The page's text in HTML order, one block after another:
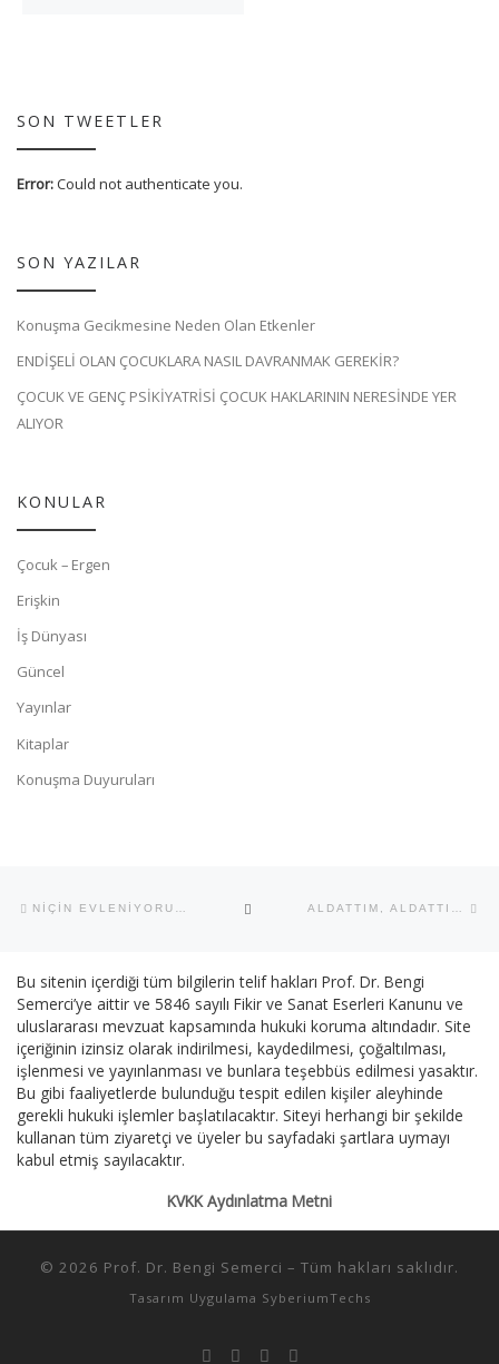
SON TWEETLER
Error:Could not authenticate you.
SON YAZILAR
Konuşma Gecikmesine Neden Olan Etkenler
ENDİŞELİ OLAN ÇOCUKLARA NASIL DAVRANMAK GEREKİR?
ÇOCUK VE GENÇ PSİKİYATRİSİ ÇOCUK HAKLARININ NERESİNDE YER
ALIYOR
KONULAR
Çocuk – Ergen
Erişkin
İş Dünyası
Güncel
Yayınlar
Kitaplar
Konuşma Duyuruları
Yazı dolaşımı
Previous post NIÇIN EVLENIYORUZ? BACK TO POST LIST ALDATTIM, ALDATTIN, ALDATTIK AMA ALDATILDIM
Bu sitenin içerdiği tüm bilgilerin telif hakları Prof. Dr. Bengi
Semerci’ye aittir ve 5846 sayılı Fikir ve Sanat Eserleri Kanunu ve
uluslararası mevzuat kapsamında hukuki koruma altındadır. Site
içeriğinin izinsiz olarak indirilmesi, kaydedilmesi, çoğaltılması,
işlenmesi ve yayınlanması ve bunlara teşebbüs edilmesi yasaktır.
Bu gibi faaliyetlerde bulunduğu tespit edilen kişiler aleyhinde
gerekli hukuki işlemler başlatılacaktır. Siteyi herhangi bir şekilde
kullanan tüm ziyaretçi ve üyeler bu sayfadaki şartlara uymayı
kabul etmiş sayılacaktır.
KVKK Aydınlatma Metni
© 2026 Prof. Dr. Bengi Semerci – Tüm hakları saklıdır.
Tasarım Uygulama SyberiumTechs